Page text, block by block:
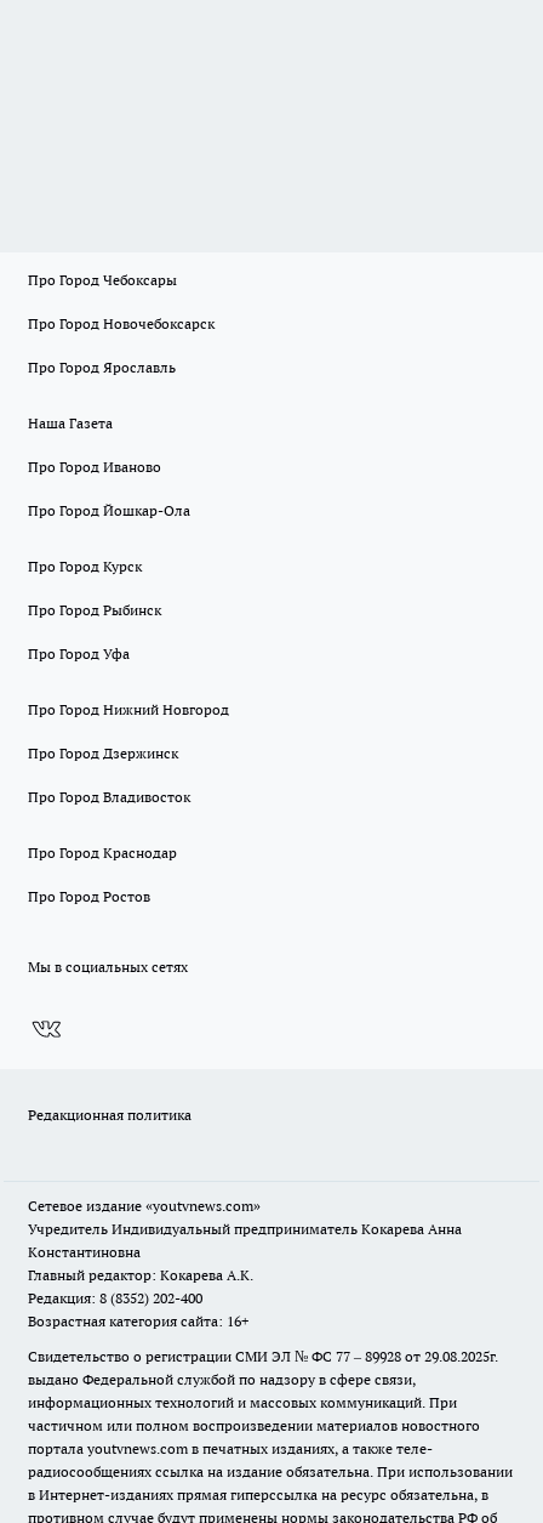
Про Город Чебоксары
Про Город Новочебоксарск
Про Город Ярославль
Наша Газета
Про Город Иваново
Про Город Йошкар-Ола
Про Город Курск
Про Город Рыбинск
Про Город Уфа
Про Город Нижний Новгород
Про Город Дзержинск
Про Город Владивосток
Про Город Краснодар
Про Город Ростов
Мы в социальных сетях
Редакционная политика
Сетевое издание «youtvnews.com»
Учредитель Индивидуальный предприниматель Кокарева Анна
Константиновна
Главный редактор: Кокарева А.К.
Редакция: 8 (8352) 202-400
Возрастная категория сайта: 16+
Свидетельство о регистрации СМИ ЭЛ № ФС 77 – 89928 от 29.08.2025г.
выдано Федеральной службой по надзору в сфере связи,
информационных технологий и массовых коммуникаций. При
частичном или полном воспроизведении материалов новостного
портала youtvnews.com в печатных изданиях, а также теле-
радиосообщениях ссылка на издание обязательна. При использовании
в Интернет-изданиях прямая гиперссылка на ресурс обязательна, в
противном случае будут применены нормы законодательства РФ об